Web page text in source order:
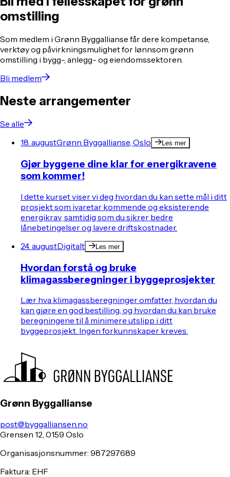
omstilling
Som medlem i Grønn Byggallianse får dere kompetanse,
verktøy og påvirkningsmulighet for lønnsom grønn
omstilling i bygg-, anlegg- og eiendomssektoren.
Bli medlem
Neste arrangementer
Se alle
18. augustGrønn Byggallianse, Oslo Les mer
Gjør byggene dine klar for energikravene
som kommer!
I dette kurset viser vi deg hvordan du kan sette mål i ditt
prosjekt som ivaretar kommende og eksisterende
energikrav, samtidig som du sikrer bedre
lånebetingelser og lavere driftskostnader.
24. augustDigitalt Les mer
Hvordan forstå og bruke
klimagassberegninger i byggeprosjekter
Lær hva klimagassberegninger omfatter, hvordan du
kan gjøre en god bestilling, og hvordan du kan bruke
beregningene til å minimere utslipp i ditt
byggeprosjekt. Ingen forkunnskaper kreves.
Grønn Byggallianse
post@byggalliansen.no
Grensen 12, 0159 Oslo
Organisasjonsnummer: 987297689
Faktura: EHF